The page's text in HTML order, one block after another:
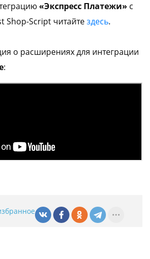
«Экспресс Платежи» с
Shop-Script читайтездесь.
о расширениях для интеграции
: